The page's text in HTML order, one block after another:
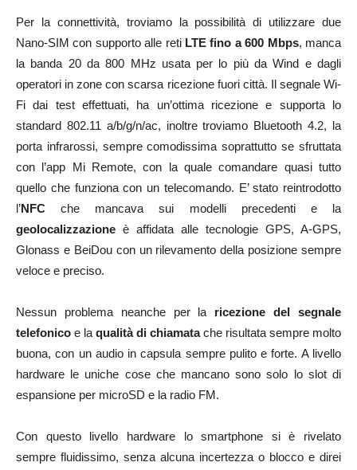
Per la connettività, troviamo la possibilità di utilizzare due
Nano-SIM con supporto alle reti LTE fino a 600 Mbps, manca
la banda 20 da 800 MHz usata per lo più da Wind e dagli
operatori in zone con scarsa ricezione fuori città. Il segnale Wi-
Fi dai test effettuati, ha un’ottima ricezione e supporta lo
standard 802.11 a/b/g/n/ac, inoltre troviamo Bluetooth 4.2, la
porta infrarossi, sempre comodissima soprattutto se sfruttata
con l’app Mi Remote, con la quale comandare quasi tutto
quello che funziona con un telecomando. E’ stato reintrodotto
l’NFC che mancava sui modelli precedenti e la
geolocalizzazione è affidata alle tecnologie GPS, A-GPS,
Glonass e BeiDou con un rilevamento della posizione sempre
veloce e preciso.
Nessun problema neanche per la ricezione del segnale
telefonico e la qualità di chiamatache risultata sempre molto
buona, con un audio in capsula sempre pulito e forte. A livello
hardware le uniche cose che mancano sono solo lo slot di
espansione per microSD e la radio FM.
Con questo livello hardware lo smartphone si è rivelato
sempre fluidissimo, senza alcuna incertezza o blocco e direi